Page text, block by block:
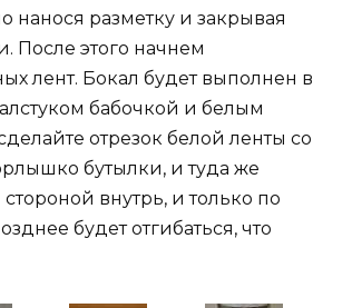
нанося разметку и закрывая
После этого начнем
лент. Бокал будет выполнен в
бабочкой и белым
отрезок белой ленты со
бутылки, и туда же
внутрь, и только по
будет отгибаться, что